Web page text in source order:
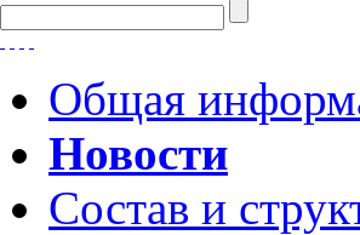
Общая
Новости
Состав и